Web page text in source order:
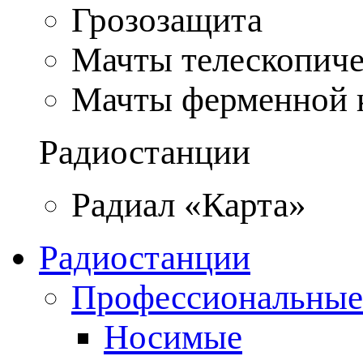
Грозозащита
Мачты
Мачты ферменной
Радиостанции
Радиал «Карта»
Радиостанции
Носимые